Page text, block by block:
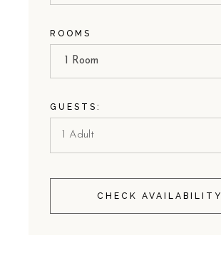
ROOMS
GUESTS:
CHECK AVAILABILITY